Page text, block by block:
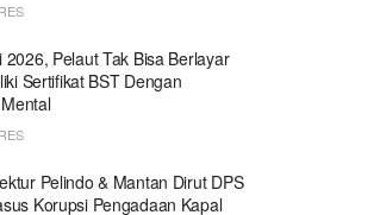
2026, Pelaut Tak Bisa Berlayar
Sertifikat BST Dengan
Pelindo & Mantan Dirut DPS
Korupsi Pengadaan Kapal